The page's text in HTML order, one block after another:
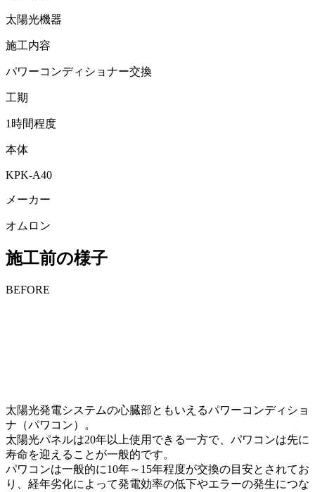
太陽光機器
施工内容
パワーコンディショナー交換
工期
1時間程度
本体
KPK-A40
メーカー
オムロン
施工前の様子
BEFORE
太陽光発電システムの心臓部ともいえるパワーコンディショ
ナ（パワコン）。
太陽光パネルは20年以上使用できる一方で、パワコンは先に
寿命を迎えることが一般的です。
パワコンは一般的に10年～15年程度が交換の目安とされてお
り、経年劣化によって発電効率の低下やエラーの発生につな